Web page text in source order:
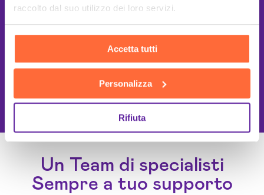
raccolto dal suo utilizzo dei loro servizi.
Accetta tutti
Personalizza
Rifiuta
This site is protected by reCAPTCHA
Un Team di specialisti
Sempre a tuo supporto